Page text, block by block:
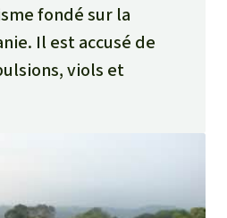
fondé sur la
Il est accusé de
viols et